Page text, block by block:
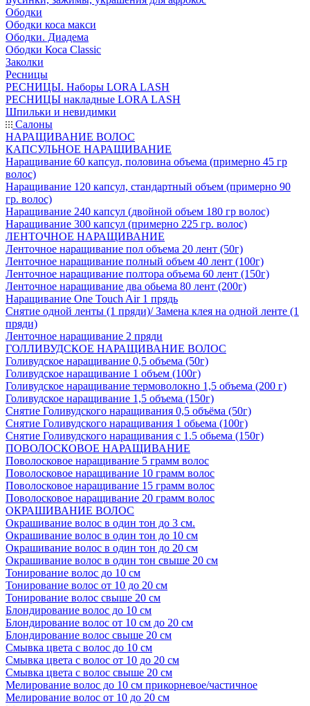
Ободки
Ободки коса макси
Ободки. Диадема
Ободки Коса Classic
Заколки
Ресницы
РЕСНИЦЫ. Наборы LORA LASH
РЕСНИЦЫ накладные LORA LASH
Шпильки и невидимки
Салоны
НАРАЩИВАНИЕ ВОЛОС
КАПСУЛЬНОЕ НАРАЩИВАНИЕ
Наращивание 60 капсул, половина объема (примерно 45 гр
волос)
Наращивание 120 капсул, стандартный объем (примерно 90
гр. волос)
Наращивание 240 капсул (двойной объем 180 гр волос)
Наращивание 300 капсул (примерно 225 гр. волос)
ЛЕНТОЧНОЕ НАРАЩИВАНИЕ
Ленточное наращивание пол объема 20 лент (50г)
Ленточное наращивание полный объем 40 лент (100г)
Ленточное наращивание полтора объема 60 лент (150г)
Ленточное наращивание два обьема 80 лент (200г)
Наращивание One Touch Air 1 прядь
Снятие одной ленты (1 пряди)/ Замена клея на одной ленте (1
пряди)
Ленточное наращивание 2 пряди
ГОЛЛИВУДСКОЕ НАРАЩИВАНИЕ ВОЛОС
Голивудское наращивание 0,5 объема (50г)
Голивудское наращивание 1 объем (100г)
Голивудское наращивание термоволокно 1,5 объема (200 г)
Голивудское наращивание 1,5 объема (150г)
Снятие Голивудского наращивания 0,5 объёма (50г)
Снятие Голивудского наращивания 1 обьема (100г)
Снятие Голивудского наращивания с 1.5 обьема (150г)
ПОВОЛОСКОВОЕ НАРАЩИВАНИЕ
Поволосковое наращивание 5 грамм волос
Поволосковое наращивание 10 грамм волос
Поволосковое наращивание 15 грамм волос
Поволосковое наращивание 20 грамм волос
ОКРАШИВАНИЕ ВОЛОС
Окрашивание волос в один тон до 3 см.
Окрашивание волос в один тон до 10 см
Окрашивание волос в один тон до 20 см
Окрашивание волос в один тон свыше 20 см
Тонирование волос до 10 см
Тонирование волос от 10 до 20 см
Тонирование волос свыше 20 см
Блондирование волос до 10 см
Блондирование волос от 10 см до 20 см
Блондирование волос свыше 20 см
Смывка цвета с волос до 10 см
Смывка цвета с волос от 10 до 20 см
Смывка цвета с волос свыше 20 см
Мелирование волос до 10 см прикорневое/частичное
Мелирование волос от 10 до 20 см